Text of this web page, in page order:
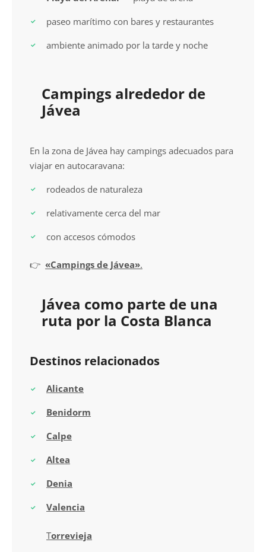
paseo marítimo con bares y restaurantes
ambiente animado por la tarde y noche
Campings alrededor de
Jávea
En la zona de Jávea hay campings adecuados para
viajar en autocaravana:
rodeados de naturaleza
relativamente cerca del mar
con accesos cómodos
👉 «Campings de Jávea».
Jávea como parte de una
ruta por la Costa Blanca
Destinos relacionados
Alicante
Benidorm
Calpe
Altea
Denia
Valencia
Torrevieja